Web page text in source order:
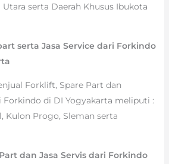
serta Daerah Khusus Ibukota
serta Jasa Service dari Forkindo
Forklift, Spare Part dan
Forkindo di DI Yogyakarta meliputi :
Kulon Progo, Sleman serta
dan Jasa Servis dari Forkindo